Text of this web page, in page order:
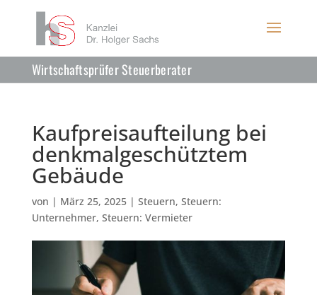
Wirtschaftsprüfer Steuerberater
Kaufpreisaufteilung bei
denkmalgeschütztem
Gebäude
von | März 25, 2025| Steuern, Steuern:
Unternehmer, Steuern: Vermieter